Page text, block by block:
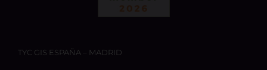
TYC GIS ESPAÑA – MADRID